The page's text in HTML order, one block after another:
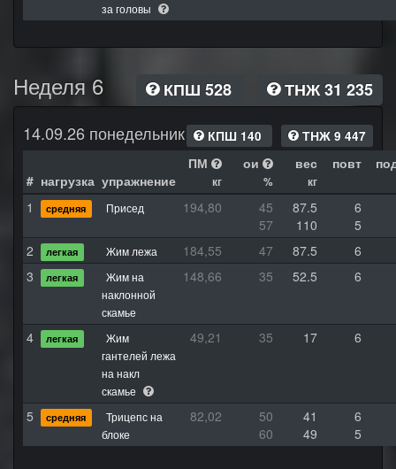
за головы
Неделя 6 КПШ 528
ТНЖ 31 235
14.09.26 понедельник
КПШ 140 ТНЖ 9 447
# нагрузка упражнение
ПМ
кг
ои
%
вес
кг
повт
1 средняя Присед 194,80 45 87.5
6
57
110
5
2
легкая Жим лежа 184,55 47 87.5
6
3
легкая
Жим на
наклонной
скамье
148,66 35 52.5 6
4 легкая
Жим
гантелей лежа
на накл
скамье
49,21 35 17 6
5 средняя
Трицепс на
блоке
82,02 50 41
6
60
49 5